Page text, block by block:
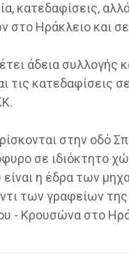
κατεδαφίσεις,
στο Ηράκλειο και
άδεια συλλογής
τις κατεδαφίσεις
στην οδό
σε ιδιόκτητο
η έδρα των
των γραφείων της
- Κρουσώνα στο